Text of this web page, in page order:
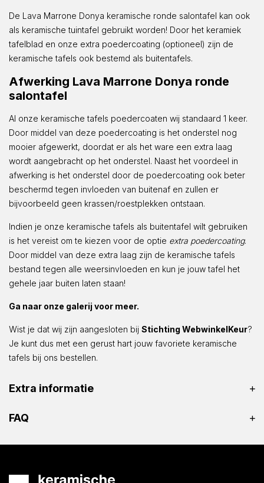
De Lava Marrone Donya keramische ronde salontafel kan ook
als keramische tuintafel gebruikt worden! Door het keramiek
tafelblad en onze extra poedercoating (optioneel) zijn de
keramische tafels ook bestemd als buitentafels.
Afwerking Lava Marrone Donya ronde
salontafel
Al onze keramische tafels poedercoaten wij standaard 1 keer.
Door middel van deze poedercoating is het onderstel nog
mooier afgewerkt, doordat er als het ware een extra laag
wordt aangebracht op het onderstel. Naast het voordeel in
afwerking is het onderstel door de poedercoating ook beter
beschermd tegen invloeden van buitenaf en zullen er
bijvoorbeeld geen krassen/roestplekken ontstaan.
Indien je onze keramische tafels als buitentafel wilt gebruiken
is het vereist om te kiezen voor de optie extra poedercoating.
Door middel van deze extra laag zijn de keramische tafels
bestand tegen alle weersinvloeden en kun je jouw tafel het
gehele jaar buiten laten staan!
Ga naar onze galerij voor meer.
Wist je dat wij zijn aangesloten bij Stichting WebwinkelKeur?
Je kunt dus met een gerust hart jouw favoriete keramische
tafels bij ons bestellen.
Extra informatie
FAQ